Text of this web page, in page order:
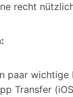
recht
paar wichtige
Transfer